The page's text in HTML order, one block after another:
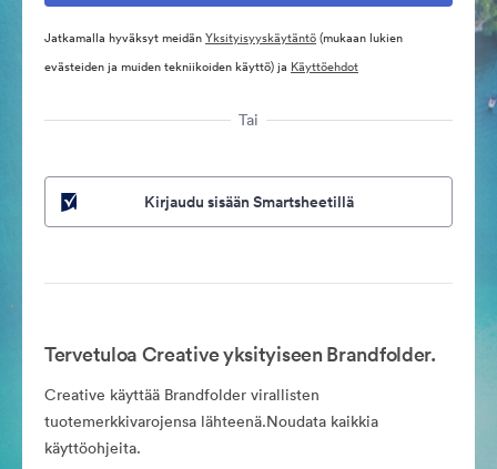
Jatkamalla hyväksyt meidänYksityisyyskäytäntö(mukaan lukien
evästeiden ja muiden tekniikoiden käyttö) ja Käyttöehdot
Tai
Kirjaudu sisään Smartsheetillä
Tervetuloa Creative yksityiseen Brandfolder.
Creative käyttää Brandfolder virallisten
tuotemerkkivarojensa lähteenä.Noudata kaikkia
käyttöohjeita.